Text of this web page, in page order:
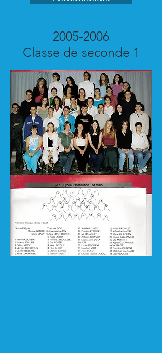
2005-2006
Classe de seconde 1